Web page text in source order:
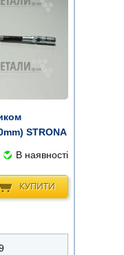
STRONA
В наявності
КУПИТИ